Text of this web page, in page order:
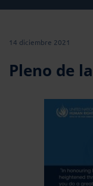
14 diciembre 2021
Pleno de